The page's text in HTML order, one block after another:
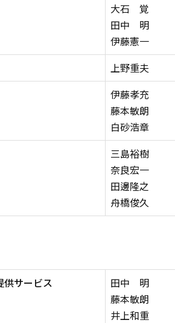
大石 覚
田中 明
伊藤憲一
上野重夫
伊藤孝充
藤本敏朗
白砂浩章
三島裕樹
奈良宏一
田邊隆之
舟橋俊久
供サービス
田中 明
藤本敏朗
井上和重